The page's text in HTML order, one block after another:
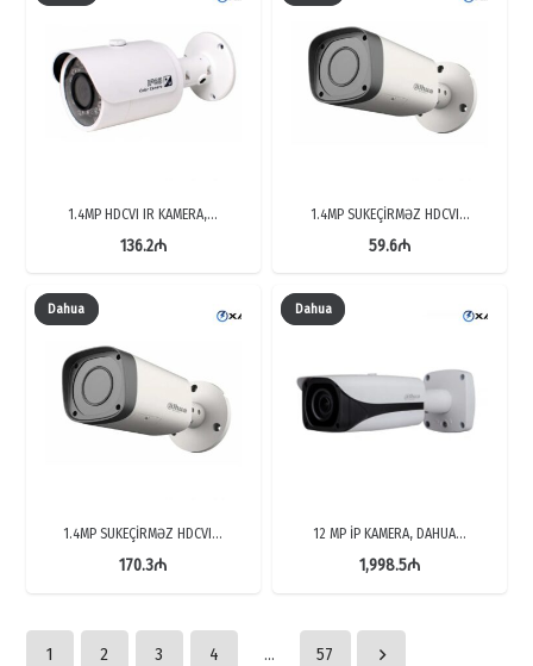
1.4MP HDCVI IR KAMERA,…
136.2₼
1.4MP SUKEÇİRMƏZ HDCVI…
59.6₼
Dahua
1.4MP SUKEÇİRMƏZ HDCVI…
170.3₼
Dahua
12 MP İP KAMERA, DAHUA…
1,998.5₼
1 2 3 4 … 57